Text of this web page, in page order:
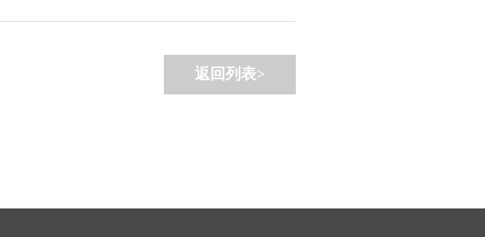
返回列表>